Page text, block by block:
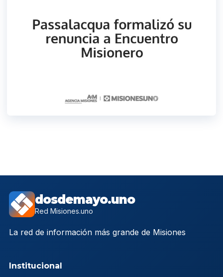
dosdemayo.uno
Red Misiones.uno
La red de información más grande de Misiones
Institucional